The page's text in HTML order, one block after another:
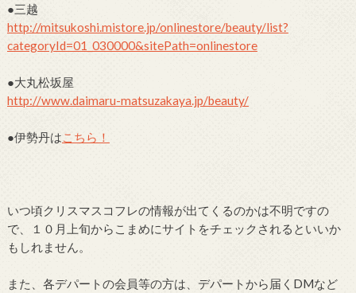
●三越
http://mitsukoshi.mistore.jp/onlinestore/beauty/list?
categoryId=01_030000&sitePath=onlinestore
●大丸松坂屋
http://www.daimaru-matsuzakaya.jp/beauty/
●伊勢丹は こちら！
いつ頃クリスマスコフレの情報が出てくるのかは不明ですの
で、１０月上旬からこまめにサイトをチェックされるといいか
もしれません。
また、各デパートの会員等の方は、デパートから届くDMなど